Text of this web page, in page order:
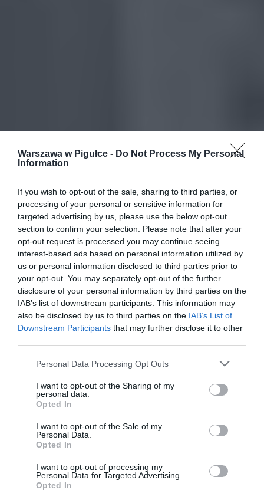
Warszawa w Pigułce - Do Not Process My Personal
Information
If you wish to opt-out of the sale, sharing to third parties, or
processing of your personal or sensitive information for
targeted advertising by us, please use the below opt-out
section to confirm your selection. Please note that after your
opt-out request is processed you may continue seeing
interest-based ads based on personal information utilized by
us or personal information disclosed to third parties prior to
your opt-out. You may separately opt-out of the further
disclosure of your personal information by third parties on the
IAB’s list of downstream participants. This information may
also be disclosed by us to third parties on the IAB’s List of
Downstream Participants that may further disclose it to other
Personal Data Processing Opt Outs
I want to opt-out of the Sharing of my
personal data.
Opted In
I want to opt-out of the Sale of my
Personal Data.
Opted In
I want to opt-out of processing my
Personal Data for Targeted Advertising.
Opted In